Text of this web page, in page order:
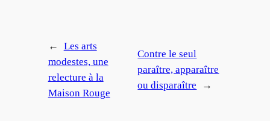
←
Les arts
modestes, une
relecture à la
Maison Rouge
Contre le seul
paraître, apparaître
ou disparaître
→